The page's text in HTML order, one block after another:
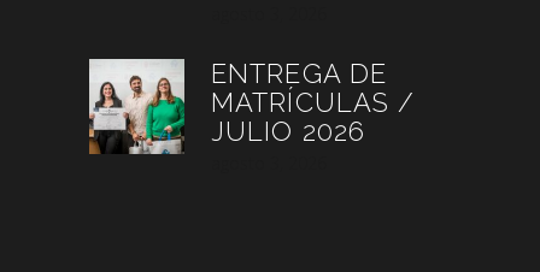
ENTREGA DE
MATRÍCULAS /
JULIO 2026